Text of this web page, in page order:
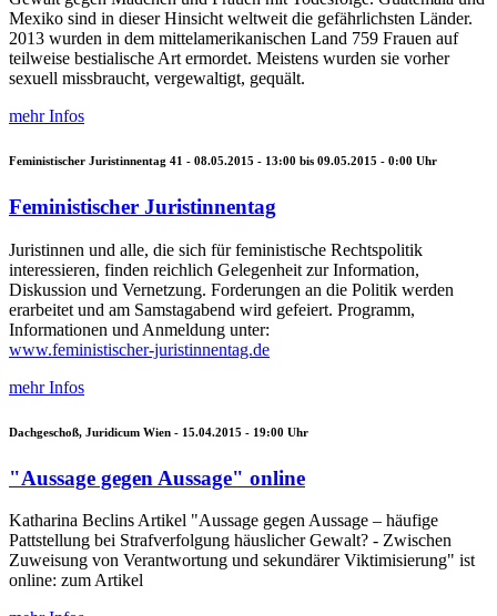
Mexiko sind in dieser Hinsicht weltweit die gefährlichsten Länder.
2013 wurden in dem mittelamerikanischen Land 759 Frauen auf
teilweise bestialische Art ermordet. Meistens wurden sie vorher
sexuell missbraucht, vergewaltigt, gequält.
mehr Infos
Feministischer Juristinnentag 41 - 08.05.2015 - 13:00 bis 09.05.2015 - 0:00 Uhr
Feministischer Juristinnentag
Juristinnen und alle, die sich für feministische Rechtspolitik
interessieren, finden reichlich Gelegenheit zur Information,
Diskussion und Vernetzung. Forderungen an die Politik werden
erarbeitet und am Samstagabend wird gefeiert. Programm,
Informationen und Anmeldung unter:
www.feministischer-juristinnentag.de
mehr Infos
Dachgeschoß, Juridicum Wien - 15.04.2015 - 19:00 Uhr
"Aussage gegen Aussage" online
Katharina Beclins Artikel "Aussage gegen Aussage – häufige
Pattstellung bei Strafverfolgung häuslicher Gewalt? - Zwischen
Zuweisung von Verantwortung und sekundärer Viktimisierung" ist
online: zum Artikel